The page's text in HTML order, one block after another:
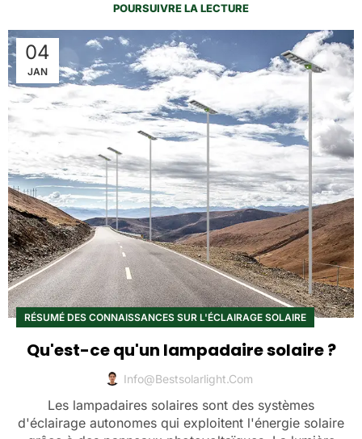
POURSUIVRE LA LECTURE
04
JAN
RÉSUMÉ DES CONNAISSANCES SUR L'ÉCLAIRAGE SOLAIRE
Qu'est-ce qu'un lampadaire solaire ?
Info@bestsolarlight.com
Les lampadaires solaires sont des systèmes
d'éclairage autonomes qui exploitent l'énergie solaire